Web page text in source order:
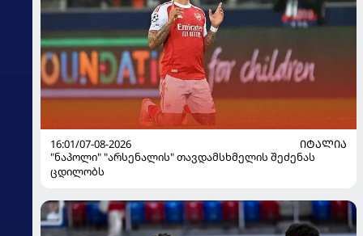
16:01/07-08-2026
ᲘᲢᲐᲚᲘᲐ
"ნაპოლი" "არსენალის" თავდამსხმელის შეძენას
ცდილობს